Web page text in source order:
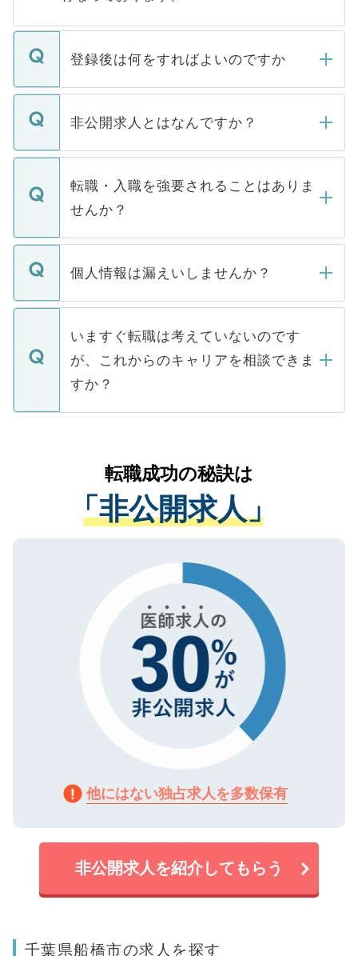
登録後は何をすればよいのですか
ご登録いただきましたら、弊社担当者がご
登録内容を確認し、その後メールもしくは
ます。通常、5営業日以内にはご連絡をせて
いただきますので、しばらくお待ちくださ
非公開求人とはなんですか？
マイナビDOCTORで取り扱っている求人の
うち約3割は、Webサイトからご覧いただ
けない「非公開求人」です。非公開求人は
下記の理由によって、一般には公開してい
ません。
■応募殺到を避けるため 人気のある医療機
関を公にしてしまうと、応募が殺到する場
に、医療機関が求める条件に合った人材の
みを人材紹介会社に依頼するケースが増え
ています。
転職・入職を強要されることはありま
せんか？
転職・入職を強要することは一切ありませ
ん。また、仮に応募先から内定をいただい
定を承諾する必要はありません。内定先へ
の辞退の連絡はキャリアパートナーが行い
個人情報は漏えいしませんか？
個人情報が漏えいすることはありませんの
で、ご安心ください。当サイトからの登録
などで収集したご登録者様の個人情報は、
ご本人のキャリアアップおよび転職活動の
支援を目的に使用いたします。お預かりし
ているすべての個人データはご本人の許可
は、個人情報の取り扱いについての厳密な
管理基準を満たした事業者のみに付与され
る、プライバシーマークを取得済みです。
で、機密保持に関してもご安心ください。
いますぐ転職は考えていないのです
が、これからのキャリアを相談できま
すか？
かがいして、現在の医療機関の状況や紹介
経験をまじえながら、適切なアドバイスを
させていただきます。すぐにご転職をされ
ない方には、長期的なサポートが可能です
ので、まずはご登録ください。
転職成功の秘訣は
「非公開求人」
他にはない独占求人を多数保有
非公開求人を紹介してもらう
千葉県船橋市の求人を探す